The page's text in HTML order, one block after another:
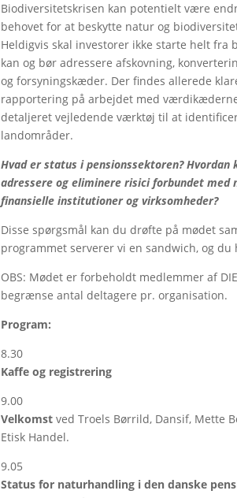
Biodiversitetskrisen kan potentielt være
behovet for at beskytte natur og
Heldigvis skal investorer ikke starte helt
kan og bør adressere afskovning,
og forsyningskæder. Der findes allerede
rapportering på arbejdet med
detaljeret vejledende værktøj til at
landområder.
Hvad er status i pensionssektoren?
adressere og eliminere risici forbundet med
finansielle institutioner og virksomheder?
Disse spørgsmål kan du drøfte på mødet
programmet serverer vi en sandwich, og
OBS: Mødet er forbeholdt medlemmer af
begrænse antal deltagere pr. organisation.
Program:
8.30
Kaffe og registrering
9.00
Velkomstved Troels Børrild, Dansif, Mette
Etisk Handel.
9.05
Status for naturhandling i den danske